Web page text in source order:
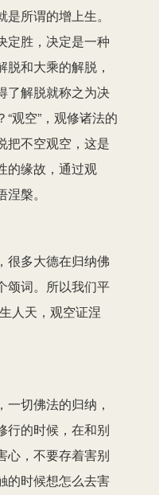
所谓的增上生。
定胜，决定是一种
和大乘的解脱，
了解脱就称之为决
观空”，观修诸法的
把不空观空，这是
的缘故，通过观
槃。
很多大德在归纳佛
颂词。所以我们平
人天，观空证涅
切佛法的归纳，
行的时候，在和别
心，不要存着害别
的时候想怎么去害